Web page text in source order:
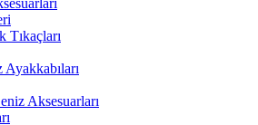
Tıkaçları
Aksesuarları